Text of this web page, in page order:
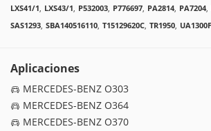
LXS41/1, LXS43/1, P532003, P776697, PA2814, PA7204,
SAS1293, SBA140516110, T15129620C, TR1950, UA1300F
Aplicaciones
MERCEDES-BENZ O303
MERCEDES-BENZ O364
MERCEDES-BENZ O370